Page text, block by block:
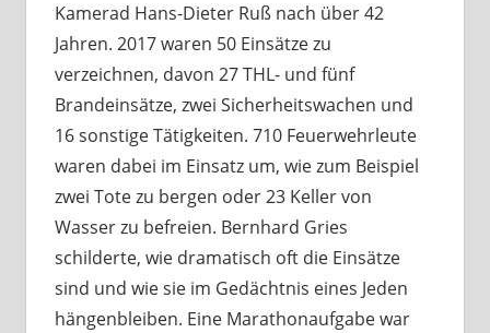
Kamerad Hans-Dieter Ruß nach über 42
Jahren. 2017 waren 50 Einsätze zu
verzeichnen, davon 27 THL- und fünf
Brandeinsätze, zwei Sicherheitswachen und
16 sonstige Tätigkeiten. 710 Feuerwehrleute
waren dabei im Einsatz um, wie zum Beispiel
zwei Tote zu bergen oder 23 Keller von
Wasser zu befreien. Bernhard Gries
schilderte, wie dramatisch oft die Einsätze
sind und wie sie im Gedächtnis eines Jeden
hängenbleiben. Eine Marathonaufgabe war